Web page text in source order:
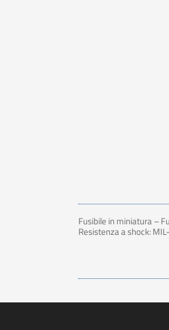
Fusibile in miniatura –
Resistenza a shock: